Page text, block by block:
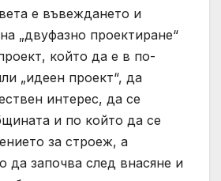
е въвеждането и
„двуфазно проектиране“
който да е в по-
„идеен проект“, да
интерес, да се
и по който да се
за строеж, а
да започва след внасяне и